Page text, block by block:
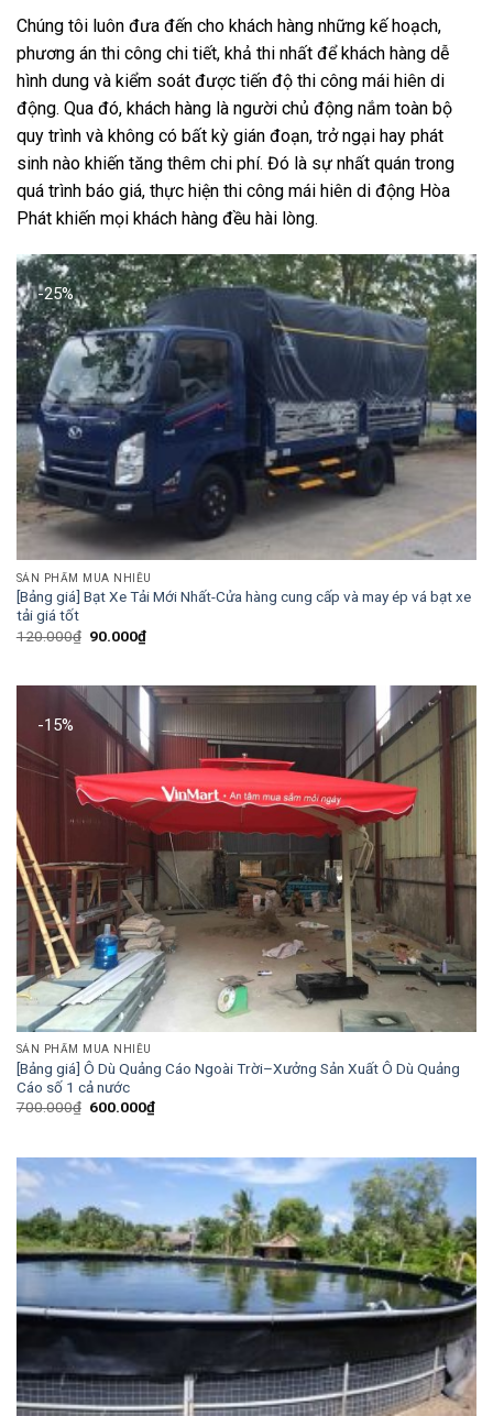
Chúng tôi luôn đưa đến cho khách hàng những kế hoạch,
phương án thi công chi tiết, khả thi nhất để khách hàng dễ
hình dung và kiểm soát được tiến độ thi công mái hiên di
động. Qua đó, khách hàng là người chủ động nắm toàn bộ
quy trình và không có bất kỳ gián đoạn, trở ngại hay phát
sinh nào khiến tăng thêm chi phí. Đó là sự nhất quán trong
quá trình báo giá, thực hiện thi công mái hiên di động Hòa
Phát khiến mọi khách hàng đều hài lòng.
-25%
SẢN PHẨM MUA NHIỀU
[Bảng giá] Bạt Xe Tải Mới Nhất-Cửa hàng cung cấp và may ép vá bạt xe
tải giá tốt
120.000₫ Giá
90.000₫Giá
hiện
90.000₫.
-15%
SẢN PHẨM MUA NHIỀU
[Bảng giá] Ô Dù Quảng Cáo Ngoài Trời–Xưởng Sản Xuất Ô Dù Quảng
Cáo số 1 cả nước
700.000₫ Giá
600.000₫Giá
hiện
600.000₫.